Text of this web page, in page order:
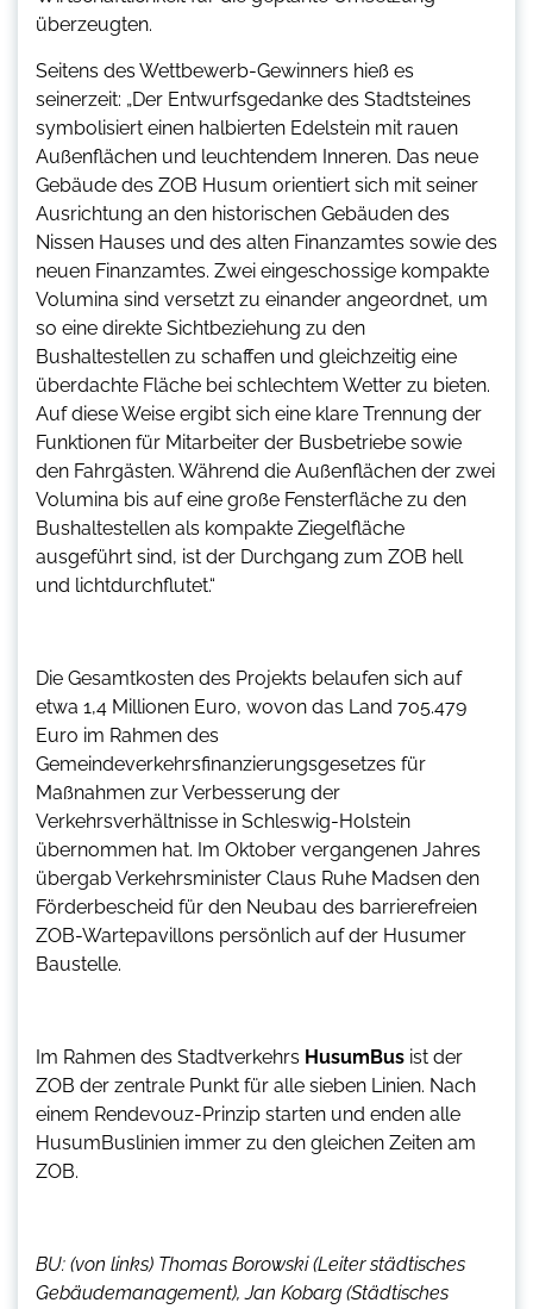
überzeugten.
Seitens des Wettbewerb-Gewinners hieß es
seinerzeit: „Der Entwurfsgedanke des Stadtsteines
symbolisiert einen halbierten Edelstein mit rauen
Außenflächen und leuchtendem Inneren. Das neue
Gebäude des ZOB Husum orientiert sich mit seiner
Ausrichtung an den historischen Gebäuden des
Nissen Hauses und des alten Finanzamtes sowie des
neuen Finanzamtes. Zwei eingeschossige kompakte
Volumina sind versetzt zu einander angeordnet, um
so eine direkte Sichtbeziehung zu den
Bushaltestellen zu schaffen und gleichzeitig eine
überdachte Fläche bei schlechtem Wetter zu bieten.
Auf diese Weise ergibt sich eine klare Trennung der
Funktionen für Mitarbeiter der Busbetriebe sowie
den Fahrgästen. Während die Außenflächen der zwei
Volumina bis auf eine große Fensterfläche zu den
Bushaltestellen als kompakte Ziegelfläche
ausgeführt sind, ist der Durchgang zum ZOB hell
und lichtdurchflutet.“
Die Gesamtkosten des Projekts belaufen sich auf
etwa 1,4 Millionen Euro, wovon das Land 705.479
Euro im Rahmen des
Gemeindeverkehrsfinanzierungsgesetzes für
Maßnahmen zur Verbesserung der
Verkehrsverhältnisse in Schleswig-Holstein
übernommen hat. Im Oktober vergangenen Jahres
übergab Verkehrsminister Claus Ruhe Madsen den
Förderbescheid für den Neubau des barrierefreien
ZOB-Wartepavillons persönlich auf der Husumer
Baustelle.
Im Rahmen des Stadtverkehrs HusumBus ist der
ZOB der zentrale Punkt für alle sieben Linien. Nach
einem Rendevouz-Prinzip starten und enden alle
HusumBuslinien immer zu den gleichen Zeiten am
ZOB.
BU: (von links) Thomas Borowski (Leiter städtisches
Gebäudemanagement), Jan Kobarg (Städtisches